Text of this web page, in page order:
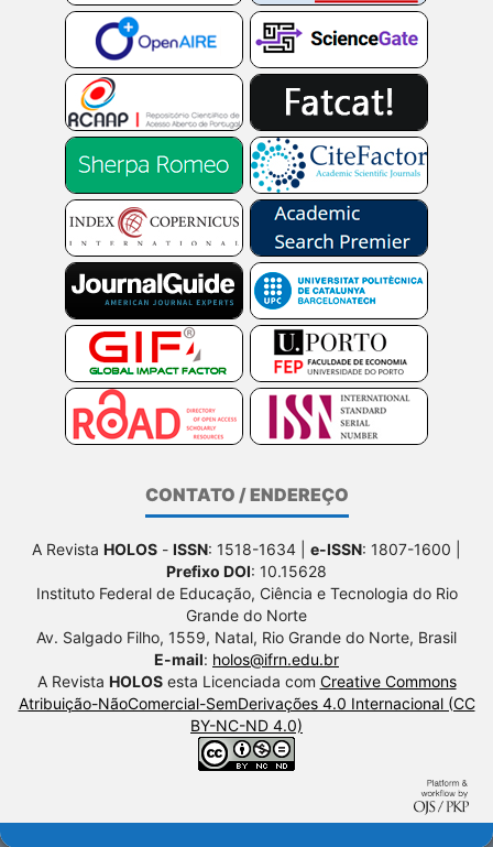
CONTATO / ENDEREÇO
A Revista HOLOS - ISSN: 1518-1634 | e-ISSN: 1807-1600 |
Prefixo DOI: 10.15628
Instituto Federal de Educação, Ciência e Tecnologia do Rio
Grande do Norte
Av. Salgado Filho, 1559, Natal, Rio Grande do Norte, Brasil
E-mail: holos@ifrn.edu.br
A Revista HOLOSesta Licenciada com Creative Commons
Atribuição-NãoComercial-SemDerivações 4.0 Internacional (CC
BY-NC-ND 4.0)